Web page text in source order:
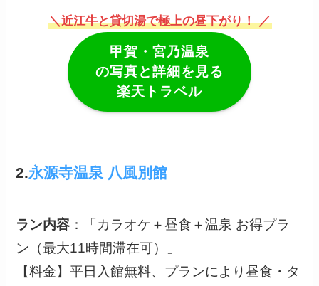
＼近江牛と貸切湯で極上の昼下がり！ ／
甲賀・宮乃温泉
の写真と詳細を見る
楽天トラベル
2.永源寺温泉 八風別館
ラン内容 ：「カラオケ＋昼食＋温泉 お得プラ
ン（最大11時間滞在可）」
【料金】平日入館無料、プランにより昼食・タ